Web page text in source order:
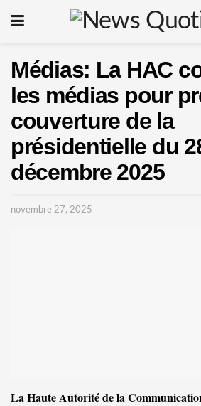
Médias: La HAC
les médias pour
couverture de la
présidentielle du
décembre 2025
novembre 27, 2025
La Haute Autorité de la